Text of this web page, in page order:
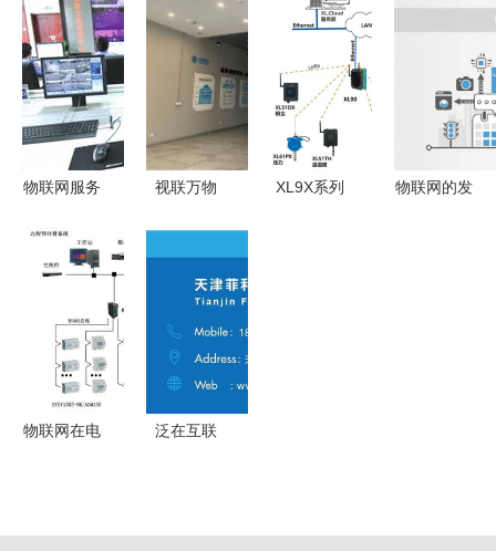
联网规划
物联网成为
广电新增长
点
联网中的应
用
据网络技术
用服务
如何设计更
统与网络技
术服务
物联网服务
14块监控屏
治堵
视联万物
联网6.6亿
张卡的智能
——万物互
联从这里启
航
XL9X系列
物联网的发
物联网在电
泛在互联